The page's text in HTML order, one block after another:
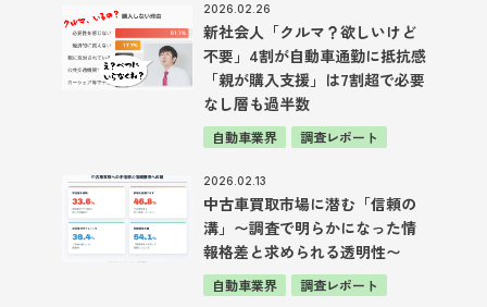
2026.02.26
新社会人「クルマ？欲しいけど
不要」4割が自動車通勤に抵抗感
「親が購入支援」は7割超で必要
なし層も過半数
自動車業界 調査レポート
2026.02.13
中古車買取市場に潜む「信頼の
溝」〜調査で明らかになった情
報格差と求められる透明性〜
自動車業界 調査レポート